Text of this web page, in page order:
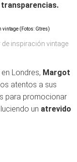
transparencias.
inspiración vintage
Londres, Margot
atentos a sus
para promocionar
un atrevido